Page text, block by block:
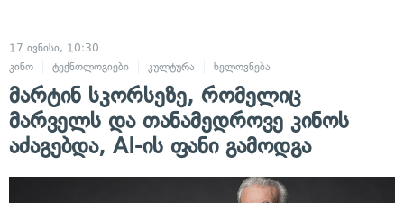
17 ივნისი, 10:30
კინო
ტექნოლოგიები კულტურა ხელოვნება
მარტინ სკორსეზე, რომელიც
მარველს და თანამედროვე კინოს
აძაგებდა, AI-ის ფანი გამოდგა